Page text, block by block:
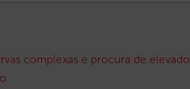
complexas e procura de elevado